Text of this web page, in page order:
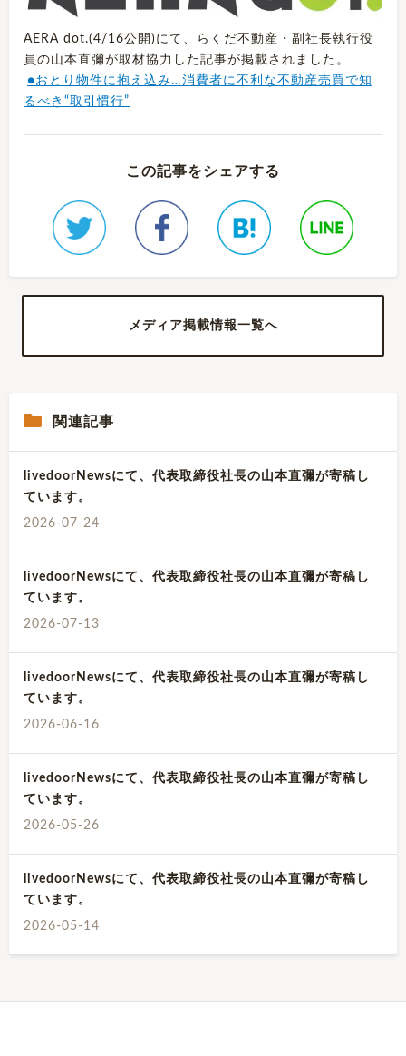
AERA dot.(4/16公開)にて、らくだ不動産・副社長執行役
員の山本直彌が取材協力した記事が掲載されました。
●おとり物件に抱え込み…消費者に不利な不動産売買で知
るべき“取引慣行”
この記事をシェアする
メディア掲載情報一覧へ
関連記事
livedoorNewsにて、代表取締役社長の山本直彌が寄稿し
ています。
2026-07-24
livedoorNewsにて、代表取締役社長の山本直彌が寄稿し
ています。
2026-07-13
livedoorNewsにて、代表取締役社長の山本直彌が寄稿し
ています。
2026-06-16
livedoorNewsにて、代表取締役社長の山本直彌が寄稿し
ています。
2026-05-26
livedoorNewsにて、代表取締役社長の山本直彌が寄稿し
ています。
2026-05-14